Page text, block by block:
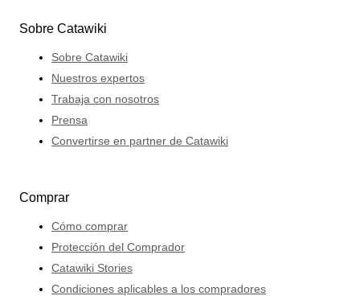
Sobre Catawiki
Sobre Catawiki
Nuestros expertos
Trabaja con nosotros
Prensa
Convertirse en partner de Catawiki
Comprar
Cómo comprar
Protección del Comprador
Catawiki Stories
Condiciones aplicables a los compradores